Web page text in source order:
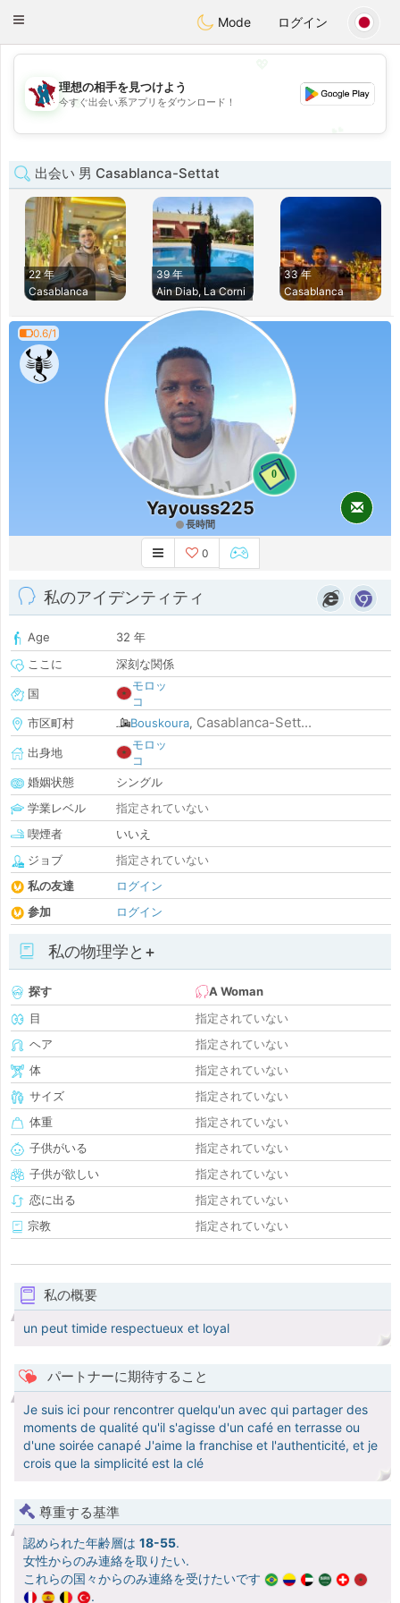
Taimerais
Toggle
Mode ログイン
💖
💕
理想の相手を見つけよう
今すぐ出会い系アプリをダウンロード！
出会い 男 Casablanca-Settat
22 年
Casablanca
39 年
Ain Diab, La Corni
33 年
Casablanca
0.6/1
0
Yayouss225
長時間
0
私のアイデンティティ
Age
32 年
ここに
深刻な関係
国
モロッ
コ
市区町村
Bouskoura, Casablanca-Sett...
出身地
モロッ
コ
婚姻状態
シングル
学業レベル
指定されていない
喫煙者
いいえ
ジョブ
指定されていない
私の友達
ログイン
参加
ログイン
私の物理学と+
探す
A Woman
目
指定されていない
ヘア
指定されていない
体
指定されていない
サイズ
指定されていない
体重
指定されていない
子供がいる
指定されていない
子供が欲しい
指定されていない
恋に出る
指定されていない
宗教
指定されていない
私の概要
un peut timide respectueux et loyal
パートナーに期待すること
Je suis ici pour rencontrer quelqu'un avec qui partager des
moments de qualité qu'il s'agisse d'un café en terrasse ou
d'une soirée canapé J'aime la franchise et l'authenticité, et je
crois que la simplicité est la clé
尊重する基準
認められた年齢層は 18-55.
女性からのみ連絡を取りたい.
これらの国々からのみ連絡を受けたいです
.